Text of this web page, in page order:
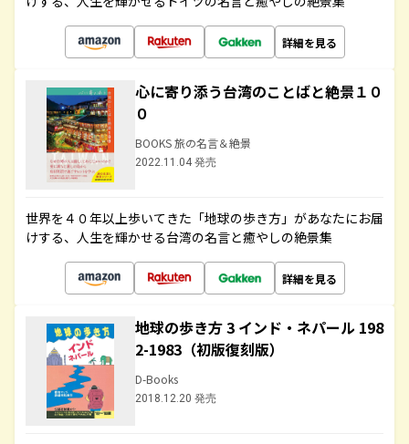
詳細を見る
心に寄り添う台湾のことばと絶景１０
０
BOOKS 旅の名言＆絶景
2022.11.04 発売
世界を４０年以上歩いてきた「地球の歩き方」があなたにお届
けする、人生を輝かせる台湾の名言と癒やしの絶景集
詳細を見る
地球の歩き方 3 インド・ネパール 198
2-1983（初版復刻版）
D-Books
2018.12.20 発売